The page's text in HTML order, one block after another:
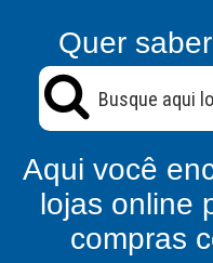
Quer
Aqui você
lojas online
compras